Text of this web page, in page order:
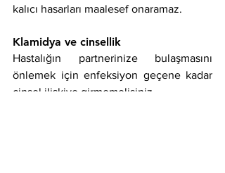
kalıcı hasarları maalesef onaramaz.
Klamidya ve cinsellik
Hastalığın partnerinize bulaşmasını
önlemek için enfeksiyon geçene kadar
cinsel ilişkiye girmemelisiniz.